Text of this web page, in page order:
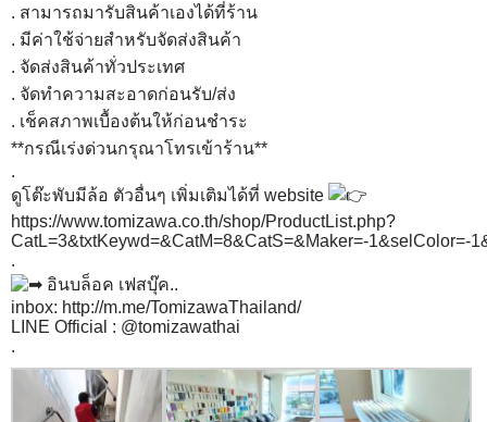
. สามารถมารับสินค้าเองได้ที่ร้าน
. มีค่าใช้จ่ายสำหรับจัดส่งสินค้า
. จัดส่งสินค้าทั่วประเทศ
. จัดทำความสะอาดก่อนรับ/ส่ง
. เช็คสภาพเบื้องต้นให้ก่อนชำระ
**กรณีเร่งด่วนกรุณาโทรเข้าร้าน**
.
ดูโต๊ะพับมีล้อ ตัวอื่นๆ เพิ่มเติมได้ที่ website
https://www.tomizawa.co.th/shop/ProductList.php?
CatL=3&txtKeywd=&CatM=8&CatS=&Maker=-
.
อินบล็อค เฟสบุ๊ค..
inbox: http://m.me/TomizawaThailand/
LINE Official : @tomizawathai
.